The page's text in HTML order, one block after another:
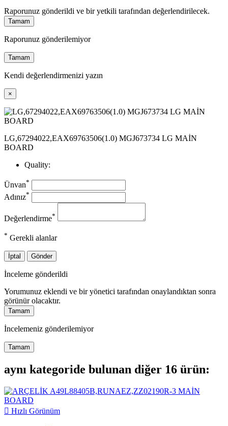
Raporunuz gönderildi ve bir yetkili tarafından değerlendirilecek.
Tamam
Raporunuz gönderilemiyor
Tamam
Kendi değerlendirmenizi yazın
×
LG,67294022,EAX69763506(1.0) MGJ673734 LG MAİN
BOARD
Quality:
Ünvan*
Adınız*
Değerlendirme*
* Gerekli alanlar
İptal Gönder
İnceleme gönderildi
Yorumunuz eklendi ve bir yönetici tarafından onaylandıktan sonra
görünür olacaktır.
Tamam
İncelemeniz gönderilemiyor
Tamam
aynı kategoride bulunan diğer 16 ürün:
 Hızlı Görünüm